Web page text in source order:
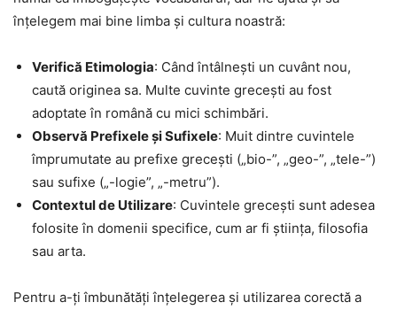
înțelegem mai bine limba și cultura noastră:
Verifică Etimologia: Când întâlnești un cuvânt nou,
caută originea sa. Multe cuvinte grecești au fost
adoptate în română cu mici schimbări.
Observă Prefixele și Sufixele: Muit dintre cuvintele
împrumutate au prefixe grecești („bio-”, „geo-”, „tele-”)
sau sufixe („-logie”, „-metru”).
Contextul de Utilizare: Cuvintele grecești sunt adesea
folosite în domenii specifice, cum ar fi știința, filosofia
sau arta.
Pentru a-ți îmbunătăți înțelegerea și utilizarea corectă a